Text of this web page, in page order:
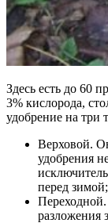
Здесь есть до 60
3% кислорода,
удобрение на три
Верховой.
удобрения
перед зимой;
разложения